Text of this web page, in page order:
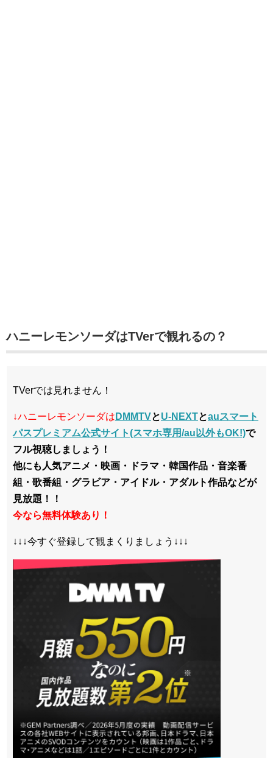
ハニーレモンソーダはTVerで観れるの？
TVerでは見れません！
↓ハニーレモンソーダは DMMTVとU-NEXTとauスマート
パスプレミアム公式サイト(スマホ専用/au以外もOK!)で
フル視聴しましょう！
他にも人気アニメ・映画・ドラマ・韓国作品・音楽番
組・歌番組・グラビア・アイドル・アダルト作品などが
見放題！！
今なら無料体験あり！
↓↓↓今すぐ登録して観まくりましょう↓↓↓